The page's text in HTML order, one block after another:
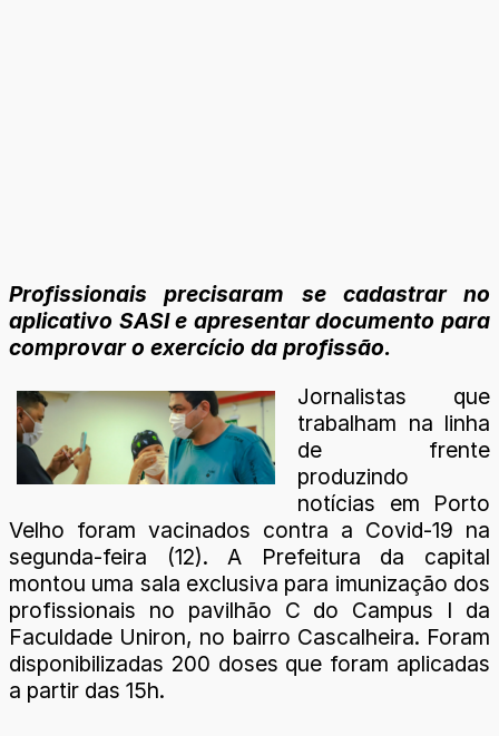
Profissionais precisaram se cadastrar no
aplicativo SASI e apresentar documento para
comprovar o exercício da profissão.
Jornalistas que
trabalham na linha
de frente
produzindo
notícias em Porto
Velho foram vacinados contra a Covid-19 na
segunda-feira (12). A Prefeitura da capital
montou uma sala exclusiva para imunização dos
profissionais no pavilhão C do Campus I da
Faculdade Uniron, no bairro Cascalheira. Foram
disponibilizadas 200 doses que foram aplicadas
a partir das 15h.